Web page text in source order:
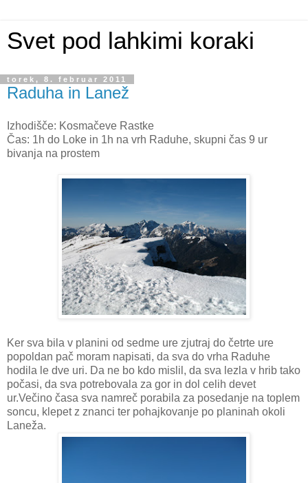
Svet pod lahkimi koraki
torek, 8. februar 2011
Raduha in Lanež
Izhodišče: Kosmačeve Rastke
Čas: 1h do Loke in 1h na vrh Raduhe, skupni čas 9 ur
bivanja na prostem
Ker sva bila v planini od sedme ure zjutraj do četrte ure
popoldan pač moram napisati, da sva do vrha Raduhe
hodila le dve uri. Da ne bo kdo mislil, da sva lezla v hrib tako
počasi, da sva potrebovala za gor in dol celih devet
ur.Večino časa sva namreč porabila za posedanje na toplem
soncu, klepet z znanci ter pohajkovanje po planinah okoli
Laneža.